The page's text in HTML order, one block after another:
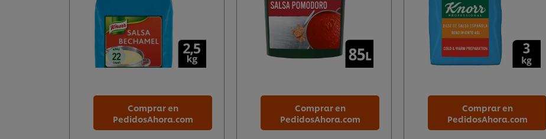
Comprar en
PedidosAhora.com
Comprar en
PedidosAhora.com
Comprar en
PedidosAhora.com